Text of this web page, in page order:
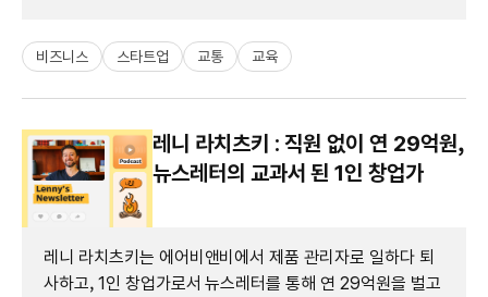
비즈니스 스타트업 교통 교육
레니 라치츠키 : 직원 없이 연 29억원,
뉴스레터의 교과서 된 1인 창업가
레니 라치츠키는 에어비앤비에서 제품 관리자로 일하다 퇴
사하고, 1인 창업가로서 뉴스레터를 통해 연 29억원을 벌고